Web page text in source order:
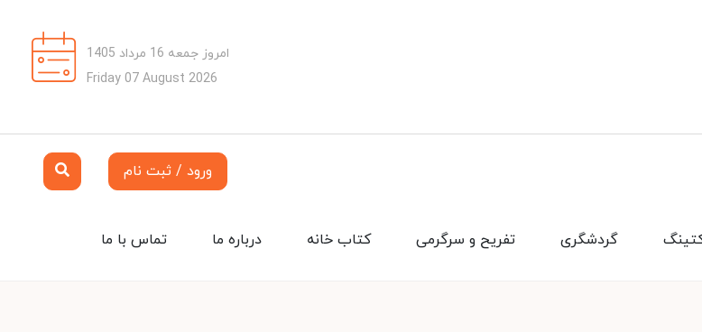
امروز جمعه 16 مرداد 1405
Friday 07 August 2026
ورود / ثبت نام
تماس با ما درباره ما کتاب خانه تفریح و سرگرمی گردشگری